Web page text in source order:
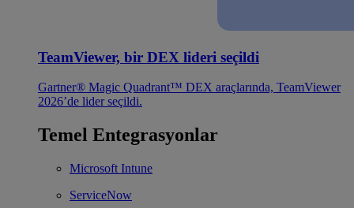
TeamViewer, bir DEX lideri seçildi
Gartner® Magic Quadrant™ DEX araçlarında, TeamViewer
2026’de lider seçildi.
Temel Entegrasyonlar
Microsoft Intune
ServiceNow